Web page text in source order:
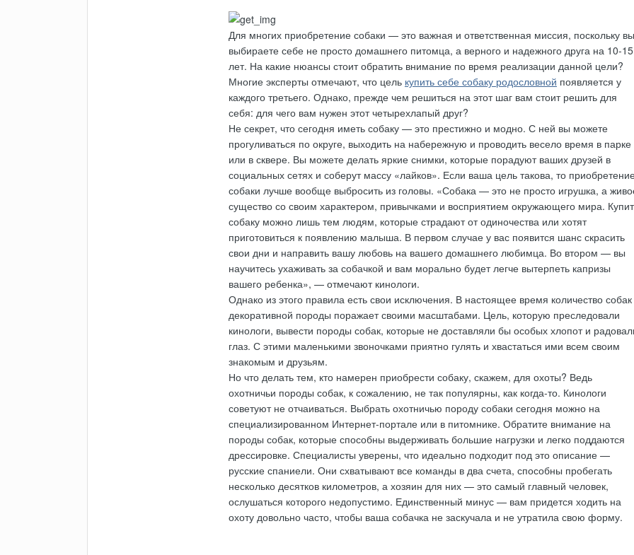
Для многих приобретение собаки — это важная и ответственная миссия, поскольку вы
выбираете себе не просто домашнего питомца, а верного и надежного друга на 10-15
лет. На какие нюансы стоит обратить внимание по время реализации данной цели?
Многие эксперты отмечают, что цель купить себе собаку родословной появляется у
каждого третьего. Однако, прежде чем решиться на этот шаг вам стоит решить для
себя: для чего вам нужен этот четырехлапый друг?
Не секрет, что сегодня иметь собаку — это престижно и модно. С ней вы можете
прогуливаться по округе, выходить на набережную и проводить весело время в парке
или в сквере. Вы можете делать яркие снимки, которые порадуют ваших друзей в
социальных сетях и соберут массу «лайков». Если ваша цель такова, то
собаки лучше вообще выбросить из головы. «Собака — это не просто игрушка, а
существо со своим характером, привычками и восприятием окружающего мира.
собаку можно лишь тем людям, которые страдают от одиночества или хотят
приготовиться к появлению малыша. В первом случае у вас появится шанс скрасить
свои дни и направить вашу любовь на вашего домашнего любимца. Во втором — вы
научитесь ухаживать за собачкой и вам морально будет легче вытерпеть капризы
вашего ребенка», — отмечают кинологи.
Однако из этого правила есть свои исключения. В настоящее время количество собак
декоративной породы поражает своими масштабами. Цель, которую преследовали
кинологи, вывести породы собак, которые не доставляли бы особых хлопот и
глаз. С этими маленькими звоночками приятно гулять и хвастаться ими всем своим
знакомым и друзьям.
Но что делать тем, кто намерен приобрести собаку, скажем, для охоты? Ведь
охотничьи породы собак, к сожалению, не так популярны, как когда-то. Кинологи
советуют не отчаиваться. Выбрать охотничью породу собаки сегодня можно на
специализированном Интернет-портале или в питомнике. Обратите внимание на
породы собак, которые способны выдерживать большие нагрузки и легко поддаются
дрессировке. Специалисты уверены, что идеально подходит под это описание —
русские спаниели. Они схватывают все команды в два счета, способны пробегать
несколько десятков километров, а хозяин для них — это самый главный человек,
ослушаться которого недопустимо. Единственный минус — вам придется ходить на
охоту довольно часто, чтобы ваша собачка не заскучала и не утратила свою форму.